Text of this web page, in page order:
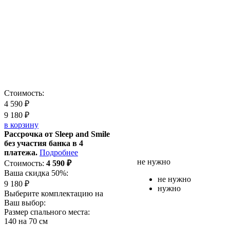
Стоимость:
4 590 ₽
9 180 ₽
в корзину
Рассрочка от Sleep and Smile
без участия банка в 4
платежа. Подробнее
не нужно
не нужно
нужно
Стоимость: 4 590 ₽
Ваша скидка 50%:
9 180 ₽
Выберите комплектацию на
Ваш выбор:
Размер спального места:
140 на 70 см